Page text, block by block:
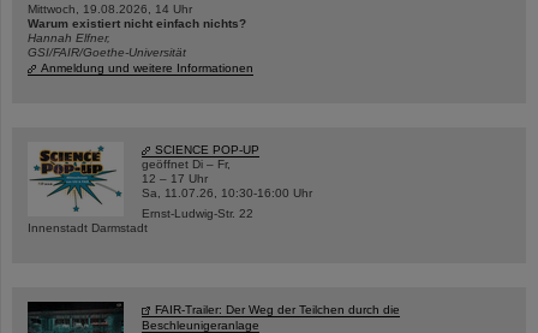
Mittwoch, 19.08.2026, 14 Uhr
Warum existiert nicht einfach nichts?
Hannah Elfner,
GSI/FAIR/Goethe-Universität
Anmeldung und weitere Informationen
SCIENCE POP-UP
geöffnet Di – Fr,
12 – 17 Uhr
Sa, 11.07.26, 10:30-16:00 Uhr
Ernst-Ludwig-Str. 22
Innenstadt Darmstadt
FAIR-Trailer: Der Weg der Teilchen durch die
Beschleunigeranlage